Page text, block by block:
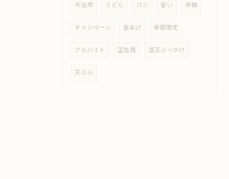
今治市 うどん コシ 安い 早朝
キャンペーン 釜あげ 季節限定
アルバイト 正社員 温玉ぶっかけ
天ぷら